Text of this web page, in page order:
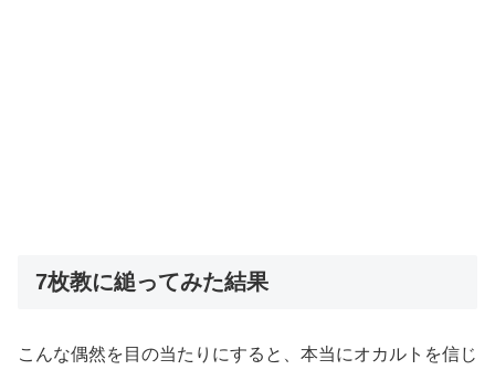
7枚教に縋ってみた結果
こんな偶然を目の当たりにすると、本当にオカルトを信じ